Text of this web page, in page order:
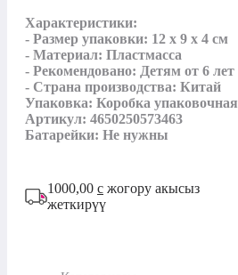
Характеристики:
- Размер упаковки: 12 x 9 x 4 см
- Материал: Пластмасса
- Рекомендовано: Детям от 6 лет
- Страна производства: Китай
Упаковка: Коробка упаковочная
Артикул: 4650250573463
Батарейки: Не нужны
1000,00 с жогору акысыз
жеткирүү